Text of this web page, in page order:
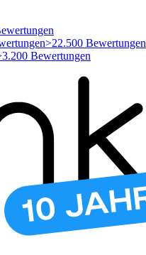
>22.500 Bewertungen
Bewertungen